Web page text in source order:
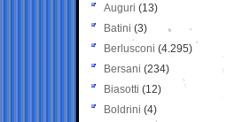
Auguri (13)
Batini (3)
Berlusconi (4.295)
Bersani (234)
Biasotti (12)
Boldrini (4)